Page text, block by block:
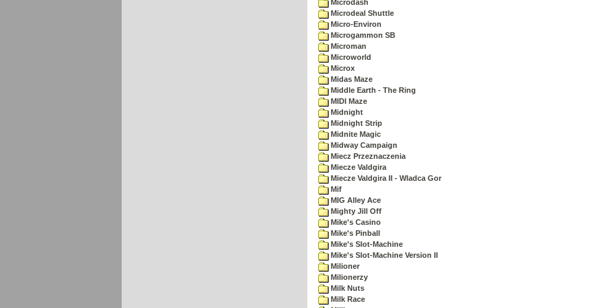
Microdash
Microdeal Shuttle
Micro-Environ
Microgammon SB
Microman
Microworld
Microx
Midas Maze
Middle Earth - The Ring
MIDI Maze
Midnight
Midnight Strip
Midnite Magic
Midway Campaign
Miecz Przeznaczenia
Miecze Valdgira
Miecze Valdgira II - Wladca Gor
Mif
MIG Alley Ace
Mighty Jill Off
Mike's Casino
Mike's Pinball
Mike's Slot-Machine
Mike's Slot-Machine Version II
Milioner
Milionerzy
Milk Nuts
Milk Race